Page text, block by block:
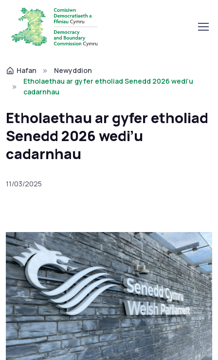
Hafan
Newyddion
Etholaethau ar gyfer etholiad Senedd 2026 wedi’u
cadarnhau
Etholaethau ar gyfer etholiad
Senedd 2026 wedi’u
cadarnhau
11/03/2025